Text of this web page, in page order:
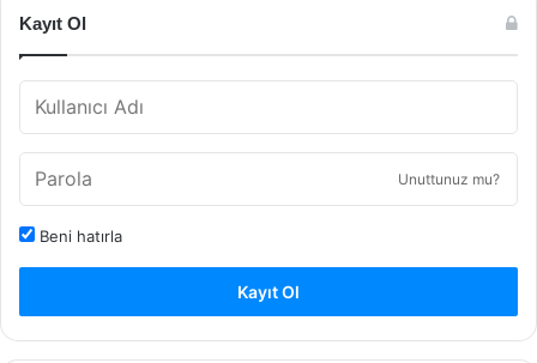
Kayıt Ol
Unuttunuz mu?
Beni hatırla
Kayıt Ol